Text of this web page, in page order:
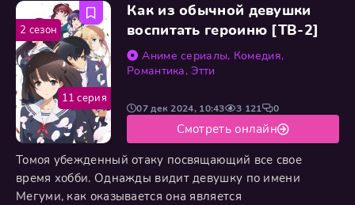
отчаянно пытается сбежать. Но его попытка
проваливается, и он прибывает слишком поздно,
чтобы выбрать
Как из обычной девушки
воспитать героиню [ТВ-2]
Аниме сериалы, Комедия,
Романтика,Этти
Томоя убежденный отаку посвящающий все свое
время хобби. Однажды видит девушку по имени
Мегуми, как оказывается она является
07 дек 2024, 10:43 3 121 0
Смотреть онлайн
11 серия
2 сезон